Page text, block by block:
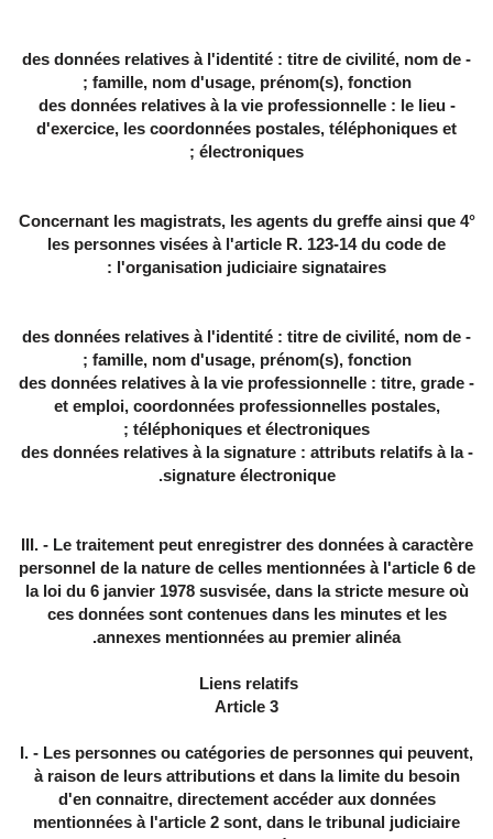
- des données relatives à l'identité : titre de civilité, nom de
famille, nom d'usage, prénom(s), fonction ;
- des données relatives à la vie professionnelle : le lieu
d'exercice, les coordonnées postales, téléphoniques et
électroniques ;
4° Concernant les magistrats, les agents du greffe ainsi que
les personnes visées à l'article R. 123-14 du code de
l'organisation judiciaire signataires :
- des données relatives à l'identité : titre de civilité, nom de
famille, nom d'usage, prénom(s), fonction ;
- des données relatives à la vie professionnelle : titre, grade
et emploi, coordonnées professionnelles postales,
téléphoniques et électroniques ;
- des données relatives à la signature : attributs relatifs à la
signature électronique.
III. - Le traitement peut enregistrer des données à caractère
personnel de la nature de celles mentionnées à l'article 6 de
la loi du 6 janvier 1978 susvisée, dans la stricte mesure où
ces données sont contenues dans les minutes et les
annexes mentionnées au premier alinéa.
Liens relatifs
Article 3
I. - Les personnes ou catégories de personnes qui peuvent,
à raison de leurs attributions et dans la limite du besoin
d'en connaitre, directement accéder aux données
mentionnées à l'article 2 sont, dans le tribunal judiciaire